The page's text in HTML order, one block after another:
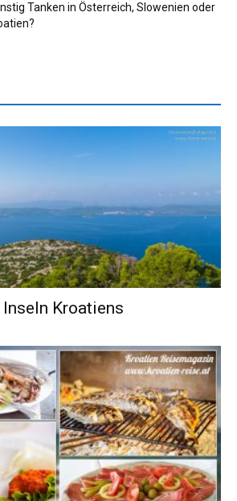
Tanken in Österreich, Slowenien oder
Kroatiens